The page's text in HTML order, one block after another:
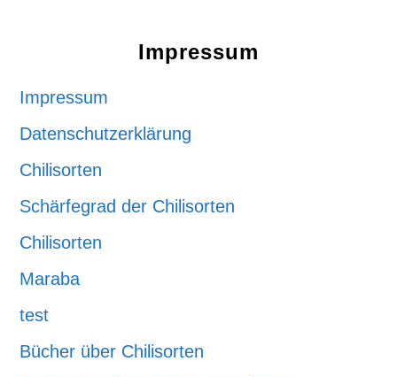
Impressum
Impressum
Datenschutzerklärung
Chilisorten
Schärfegrad der Chilisorten
Chilisorten
Maraba
test
Bücher über Chilisorten